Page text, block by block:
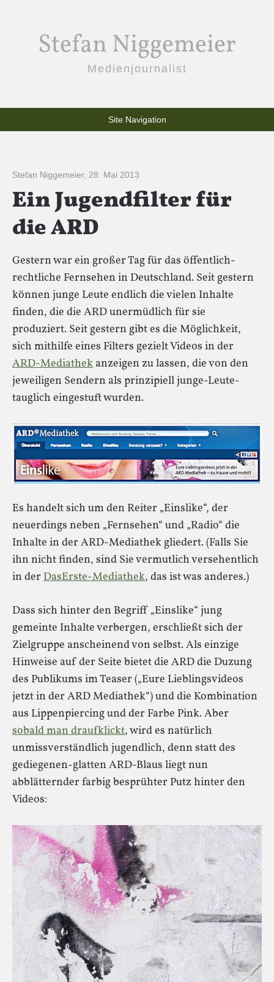
Stefan Niggemeier
Medienjournalist
Site Navigation
Stefan Niggemeier, 28. Mai 2013
Ein Jugendfilter für
die ARD
Gestern war ein großer Tag für das öffentlich-
rechtliche Fernsehen in Deutschland. Seit gestern
können junge Leute endlich die vielen Inhalte
finden, die die ARD unermüdlich für sie
produziert. Seit gestern gibt es die Möglichkeit,
sich mithilfe eines Filters gezielt Videos in der
ARD-Mediathek anzeigen zu lassen, die von den
jeweiligen Sendern als prinzipiell junge-Leute-
tauglich eingestuft wurden.
Es handelt sich um den Reiter „Einslike“, der
neuerdings neben „Fernsehen“ und „Radio“ die
Inhalte in der ARD-Mediathek gliedert. (Falls Sie
ihn nicht finden, sind Sie vermutlich versehentlich
in der DasErste-Mediathek, das ist was anderes.)
Dass sich hinter den Begriff „Einslike“ jung
gemeinte Inhalte verbergen, erschließt sich der
Zielgruppe anscheinend von selbst. Als einzige
Hinweise auf der Seite bietet die ARD die Duzung
des Publikums im Teaser („Eure Lieblingsvideos
jetzt in der ARD Mediathek“) und die Kombination
aus Lippenpiercing und der Farbe Pink. Aber
sobald man draufklickt, wird es natürlich
unmissverständlich jugendlich, denn statt des
gediegenen-glatten ARD-Blaus liegt nun
abblätternder farbig besprühter Putz hinter den
Videos: